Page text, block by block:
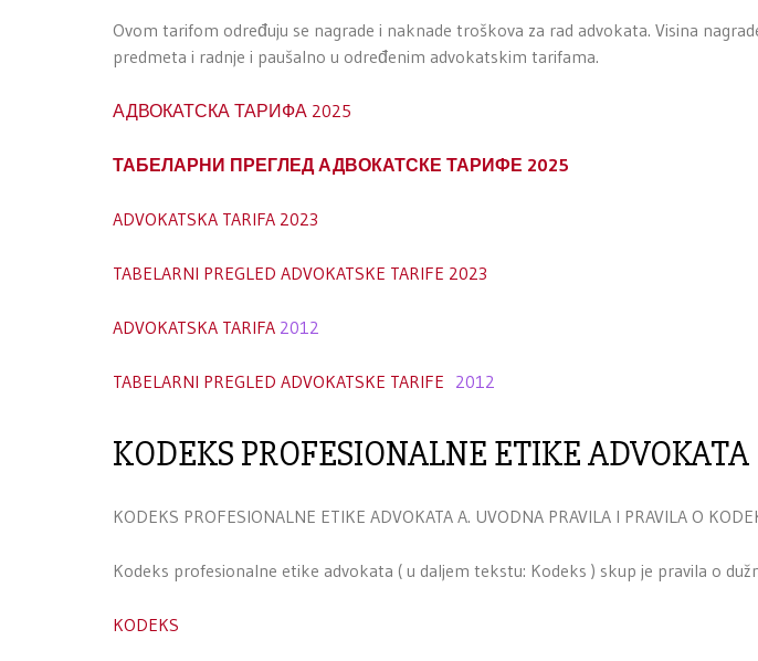
Ovom tarifom određuju se nagrade i naknade troškova za rad advokata. Visina
predmeta i radnje i paušalno u određenim advokatskim tarifama.
АДВОКАТСКА ТАРИФА 2025
ТАБЕЛАРНИ ПРЕГЛЕД АДВОКАТСКЕ ТАРИФЕ 2025
ADVOKATSKA TARIFA 2023
TABELARNI PREGLED ADVOKATSKE TARIFE 2023
ADVOKATSKA TARIFA 2012
TABELARNI PREGLED ADVOKATSKE TARIFE 2012
KODEKS PROFESIONALNE ETIKE ADVOKATA
KODEKS PROFESIONALNE ETIKE ADVOKATA A. UVODNA PRAVILA I PRAVILA O
Kodeks profesionalne etike advokata ( u daljem tekstu: Kodeks ) skup je pravila o
KODEKS